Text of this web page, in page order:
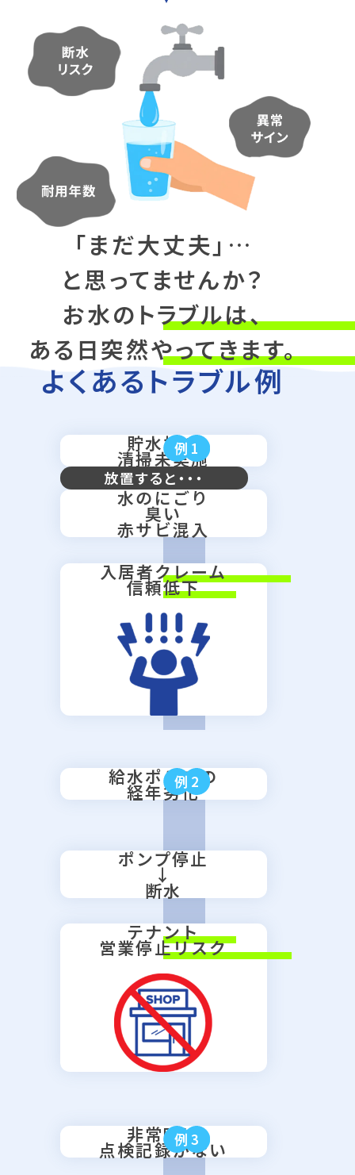
「まだ大丈夫」…
と思ってませんか？
お水のトラブルは、
ある日突然やってきます。
よくあるトラブル例
例1
貯水槽の
清掃未実施
例2
給水ポンプの
経年劣化
例3
非常時に
点検記録がない
放置すると・・・
水のにごり
臭い
赤サビ混入
ポンプ停止
↓
断水
入居者クレーム
信頼低下
テナント
営業停止リスク